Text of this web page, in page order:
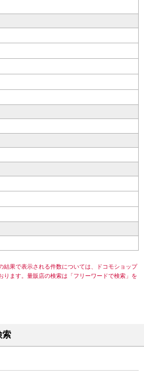
結果で表示される件数については、ドコモショップ
ります。量販店の検索は「フリーワードで検索」を
索